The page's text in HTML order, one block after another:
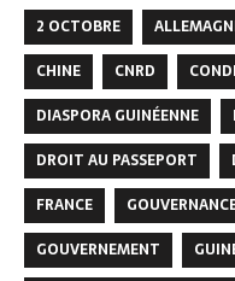
2 OCTOBRE
CHINE
CNRD
DIASPORA GUINÉENNE
DROIT AU PASSEPORT
FRANCE
GOUVERNEMENT